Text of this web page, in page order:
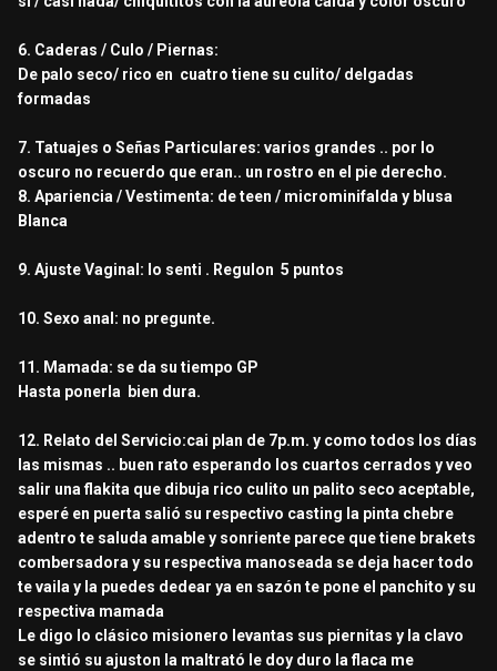
6. Caderas / Culo / Piernas:
De palo seco/ rico en cuatro tiene su culito/ delgadas
formadas
7. Tatuajes o Señas Particulares: varios grandes .. por lo
oscuro no recuerdo que eran.. un rostro en el pie derecho.
8. Apariencia / Vestimenta: de teen / microminifalda y blusa
Blanca
9. Ajuste Vaginal: lo senti . Regulon 5 puntos
10. Sexo anal: no pregunte.
11. Mamada: se da su tiempo GP
Hasta ponerla bien dura.
12. Relato del Servicio:cai plan de 7p.m. y como todos los días
las mismas .. buen rato esperando los cuartos cerrados y veo
salir una flakita que dibuja rico culito un palito seco aceptable,
esperé en puerta salió su respectivo casting la pinta chebre
adentro te saluda amable y sonriente parece que tiene brakets
combersadora y su respectiva manoseada se deja hacer todo
te vaila y la puedes dedear ya en sazón te pone el panchito y su
respectiva mamada
Le digo lo clásico misionero levantas sus piernitas y la clavo
se sintió su ajuston la maltrató le doy duro la flaca me